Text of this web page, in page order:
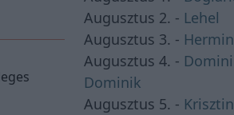
Augusztus 2. - Lehel
Augusztus 3. -
Augusztus 4. -
Dominik
Augusztus 5. -